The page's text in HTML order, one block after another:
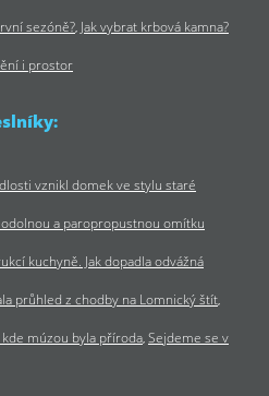
sezóně? Jak vybrat krbová kamna?
i prostor
vznikl domek ve stylu staré
a paropropustnou omítku
kuchyně. Jak dopadla odvážná
průhled z chodby na Lomnický štít
múzou byla příroda Sejdeme se v